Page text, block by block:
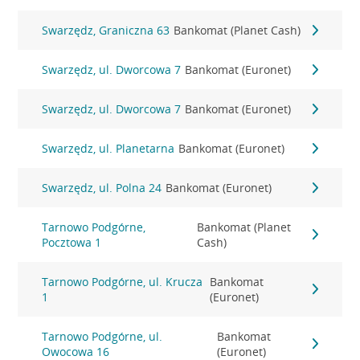
Swarzędz, Graniczna 63 Bankomat (Planet Cash)
Swarzędz, ul. Dworcowa 7 Bankomat (Euronet)
Swarzędz, ul. Dworcowa 7 Bankomat (Euronet)
Swarzędz, ul. Planetarna Bankomat (Euronet)
Swarzędz, ul. Polna 24 Bankomat (Euronet)
Tarnowo Podgórne,
Pocztowa 1
Bankomat (Planet
Cash)
Tarnowo Podgórne, ul. Krucza
1
Bankomat
(Euronet)
Tarnowo Podgórne, ul.
Owocowa 16
Bankomat
(Euronet)